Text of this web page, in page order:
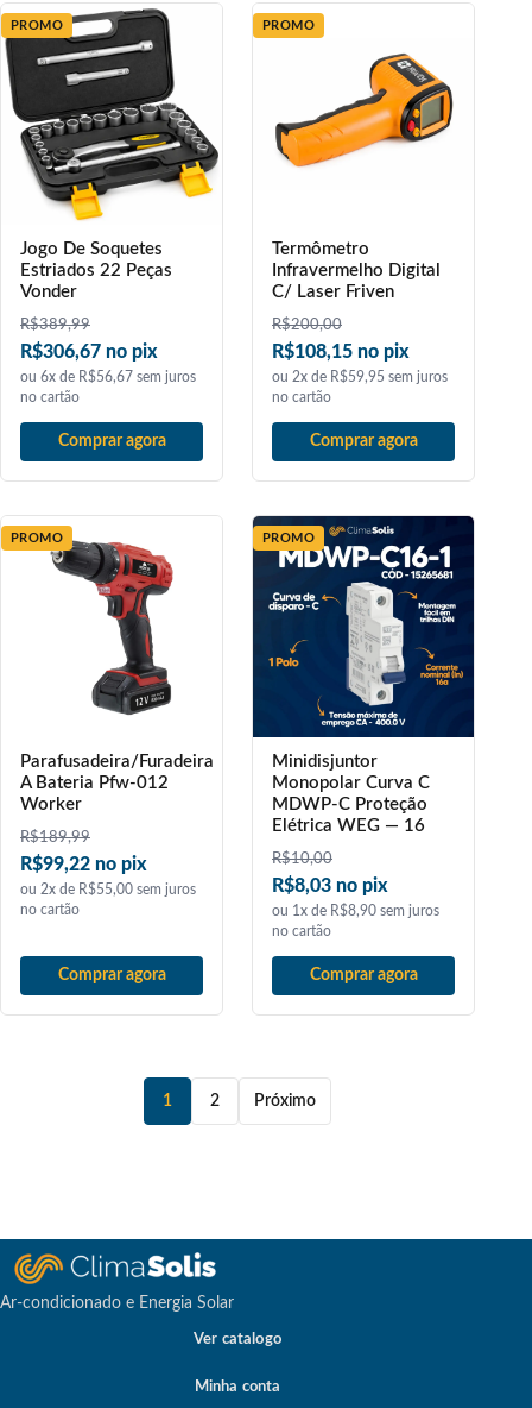
PROMO
Jogo De Soquetes
Estriados 22 Peças
Vonder
R$389,99
R$306,67 no pix
ou 6x de R$56,67 sem juros
no cartão
Comprar agora
PROMO
Termômetro
Infravermelho Digital
C/ Laser Friven
R$200,00
R$108,15 no pix
ou 2x de R$59,95 sem juros
no cartão
Comprar agora
PROMO
Parafusadeira/Furadeira
A Bateria Pfw-012
Worker
R$189,99
R$99,22 no pix
ou 2x de R$55,00 sem juros
no cartão
Comprar agora
PROMO
Minidisjuntor
Monopolar Curva C
MDWP-C Proteção
Elétrica WEG — 16
R$10,00
R$8,03 no pix
ou 1x de R$8,90 sem juros
no cartão
Comprar agora
1 2 Próximo
Ar-condicionado e Energia Solar
Ver catalogo
Minha conta